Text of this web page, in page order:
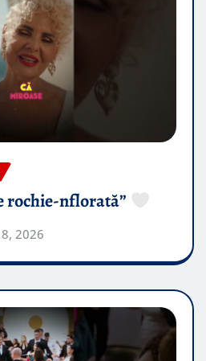
rochie-nflorată”
2026